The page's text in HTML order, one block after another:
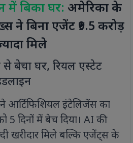
में बिका घर: अमेरिका के
ने बिना एजेंट ₹9.5 करोड़
मिले
बेचा घर, रियल एस्टेट
ने आर्टिफिशियल इंटेलिजेंस का
5 दिनों में बेच दिया। AI की
खरीदार मिले बल्कि एजेंट्स के